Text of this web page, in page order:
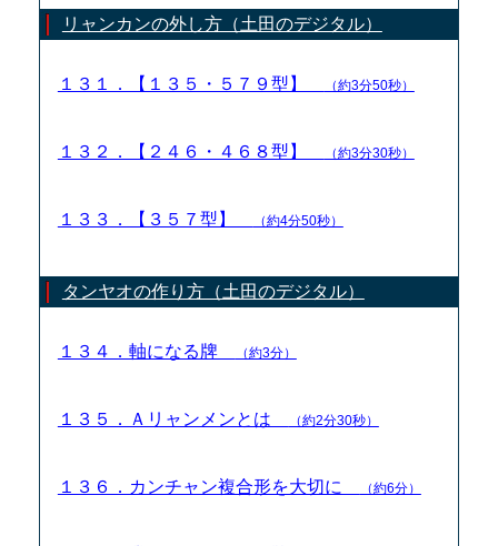
リャンカンの外し方（土田のデジタル）
１３１．【１３５・５７９型】 （約3分50秒）
１３２．【２４６・４６８型】 （約3分30秒）
１３３．【３５７型】 （約4分50秒）
タンヤオの作り方（土田のデジタル）
１３４．軸になる牌 （約3分）
１３５．Ａリャンメンとは （約2分30秒）
１３６．カンチャン複合形を大切に （約6分）